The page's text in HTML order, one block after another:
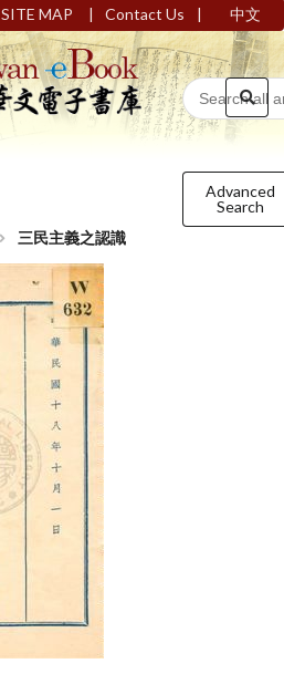
SITE MAP | Contact Us | 中文
Advanced
Search
三民主義之認識